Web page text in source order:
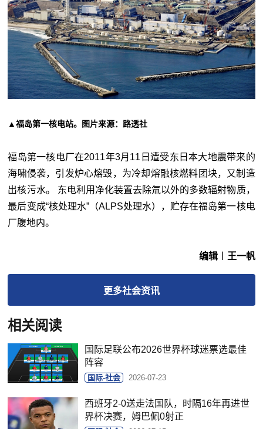
▲福岛第一核电站。图片来源：路透社
福岛第一核电厂在2011年3月11日遭受东日本大地震带来的
海啸侵袭，引发炉心熔毁，为冷却熔融核燃料团块，又制造
出核污水。 东电利用净化装置去除氚以外的多数辐射物质，
最后变成“核处理水”（ALPS处理水），贮存在福岛第一核电
厂腹地内。
编辑︱王一帆
更多社会资讯
相关阅读
国际足联公布2026世界杯球迷票选最佳
阵容
国际-社会 2026-07-23
西班牙2-0送走法国队，时隔16年再进世
界杯决赛，姆巴佩0射正